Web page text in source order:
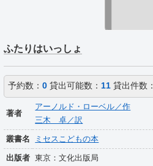
ふたりはいっしょ
予約数： 0貸出可能数： 11貸出件数：
著者
アーノルド・ローベル／作
三木 卓／訳
叢書名 ミセスこどもの本
出版者 東京：文化出版局